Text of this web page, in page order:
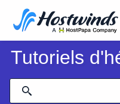
Tutoriels